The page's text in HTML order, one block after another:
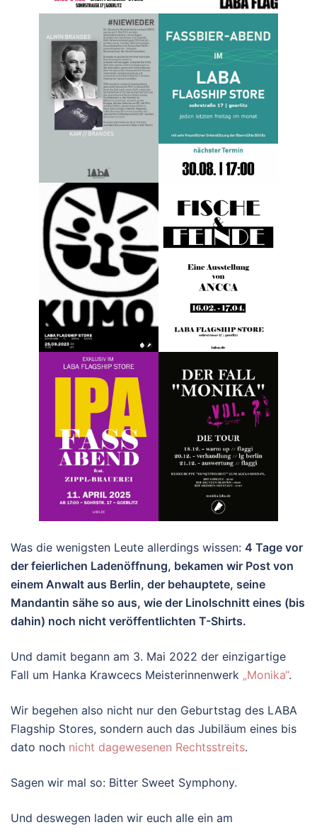
Was die wenigsten Leute allerdings wissen: 4 Tage vor
der feierlichen Ladenöffnung, bekamen wir Post von
einem Anwalt aus Berlin, der behauptete, seine
Mandantin sähe so aus, wie der Linolschnitt eines (bis
dahin) noch nicht veröffentlichten T-Shirts.
Und damit begann am 3. Mai 2022 der einzigartige
Fall um Hanka Krawcecs Meisterinnenwerk „Monika“.
Wir begehen also nicht nur den Geburtstag des LABA
Flagship Stores, sondern auch das Jubiläum eines bis
dato noch nicht dagewesenen Rechtsstreits.
Sagen wir mal so: Bitter Sweet Symphony.
Und deswegen laden wir euch alle ein am